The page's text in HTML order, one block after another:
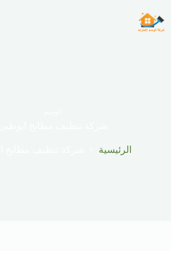
إلى
المحتوى
الرئيسية